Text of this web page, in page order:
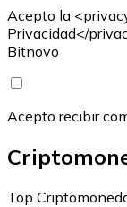
Acepto la
Privacidad</
Bitnovo
Acepto recibir
Top